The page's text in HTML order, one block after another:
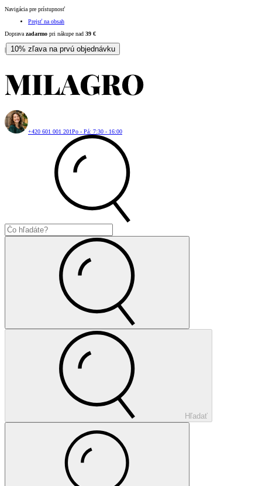
Navigácia pre prístupnosť
Prejsť na obsah
Doprava zadarmo pri nákupe nad 39 €
| 10% zľava na prvú objednávku
+420 601 001 201Po - Pá: 7:30 - 16:00
Hľadať